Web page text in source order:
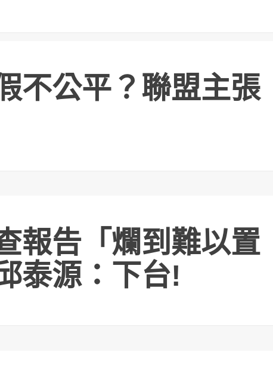
不公平？聯盟主張
報告「爛到難以置
泰源：下台!